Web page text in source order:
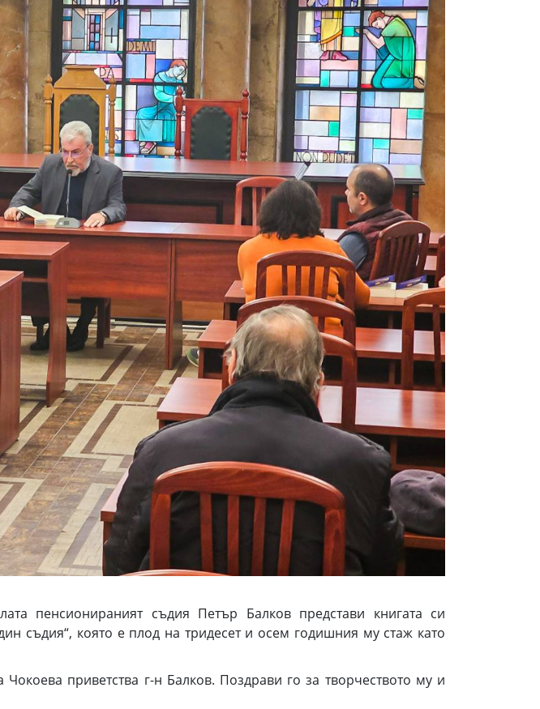
пенсионираният съдия Петър Балков представи книгата си
съдия“, която е плод на тридесет и осем годишния му стаж като
приветства г-н Балков. Поздрави го за творчеството му и